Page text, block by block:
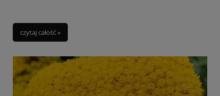
czytaj całość »